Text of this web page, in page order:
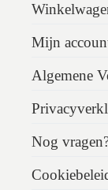
Mijn
Algemene
Nog